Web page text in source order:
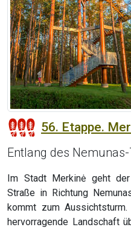
56. Etappe.
Entlang des
Im Stadt Merkinė geht
Straße in Richtung
kommt zum
hervorragende Landschaft